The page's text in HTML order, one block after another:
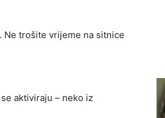
Ne trošite vrijeme na sitnice
aktiviraju – neko iz